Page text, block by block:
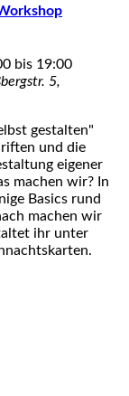
bis 19:00
5,
gestalten"
und die
eigener
machen wir? In
Basics rund
machen wir
ihr unter